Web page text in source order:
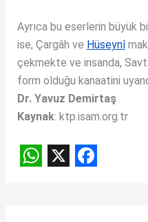
Ayrıca bu eserlerin büyük bir
ise, Çargâh ve Hüseynî
çekmekte ve insanda,
form olduğu kanaatini
Dr. Yavuz Demirtaş
Kaynak: ktp.isam.org.tr